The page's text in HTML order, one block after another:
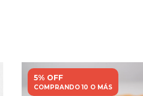
5% OFF
COMPRANDO 10 O MÁS